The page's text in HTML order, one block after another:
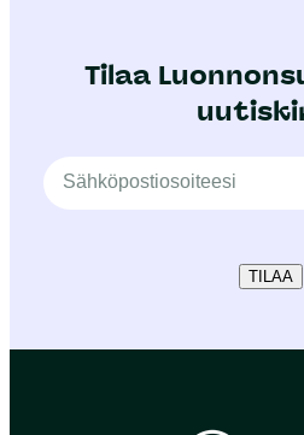
Tilaa
TILAA